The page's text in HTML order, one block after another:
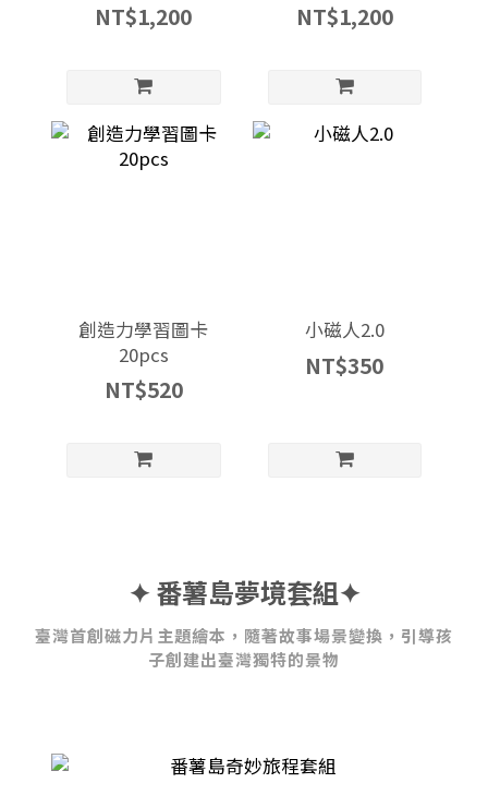
NT$1,200 NT$1,200
創造力學習圖卡
20pcs
NT$520
小磁人2.0
NT$350
✦ 番薯島夢境套組✦
臺灣首創磁力片主題繪本，隨著故事場景變換，引導孩
子創建出臺灣獨特的景物